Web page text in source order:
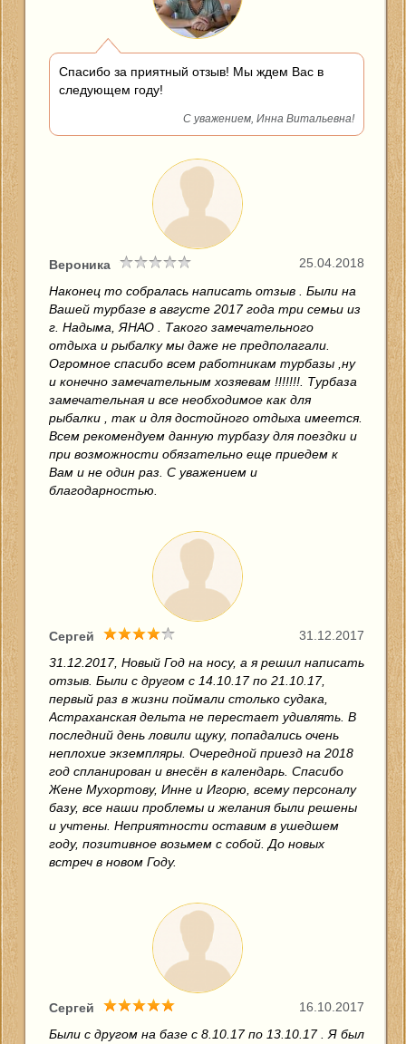
Cпасибо за приятный отзыв! Мы ждем Вас в
следующем году!
С уважением, Инна Витальевна!
25.04.2018
Вероника
Наконец то собралась написать отзыв . Были на
Вашей турбазе в августе 2017 года три семьи из
г. Надыма, ЯНАО . Такого замечательного
отдыха и рыбалку мы даже не предполагали.
Огромное спасибо всем работникам турбазы ,ну
и конечно замечательным хозяевам !!!!!!!. Турбаза
замечательная и все необходимое как для
рыбалки , так и для достойного отдыха имеется.
Всем рекомендуем данную турбазу для поездки и
при возможности обязательно еще приедем к
Вам и не один раз. С уважением и
благодарностью.
31.12.2017
Сергей
31.12.2017, Новый Год на носу, а я решил написать
отзыв. Были с другом с 14.10.17 по 21.10.17,
первый раз в жизни поймали столько судака,
Астраханская дельта не перестает удивлять. В
последний день ловили щуку, попадались очень
неплохие экземпляры. Очередной приезд на 2018
год спланирован и внесён в календарь. Спасибо
Жене Мухортову, Инне и Игорю, всему персоналу
базу, все наши проблемы и желания были решены
и учтены. Неприятности оставим в ушедшем
году, позитивное возьмем с собой. До новых
встреч в новом Году.
16.10.2017
Сергей
Были с другом на базе с 8.10.17 по 13.10.17 . Я был